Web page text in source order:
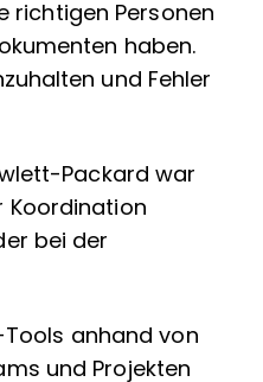
richtigen Personen
haben.
und Fehler
Packard war
Koordination
bei der
anhand von
und Projekten